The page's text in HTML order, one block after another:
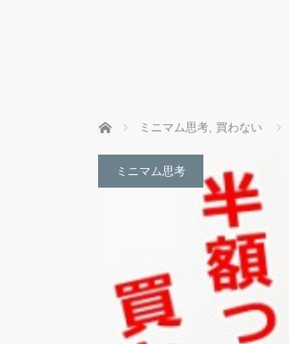
ホーム ミニマム思考, 買わない
ミニマム思考